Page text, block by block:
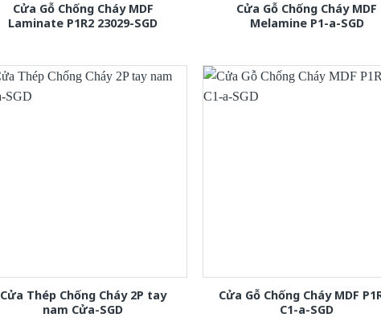
Cửa Gỗ Chống Cháy MDF
Laminate P1R2 23029-SGD
Cửa Gỗ Chống Cháy MDF
Melamine P1-a-SGD
Cửa Thép Chống Cháy 2P tay
nam Cửa-SGD
Cửa Gỗ Chống Cháy MDF
C1-a-SGD